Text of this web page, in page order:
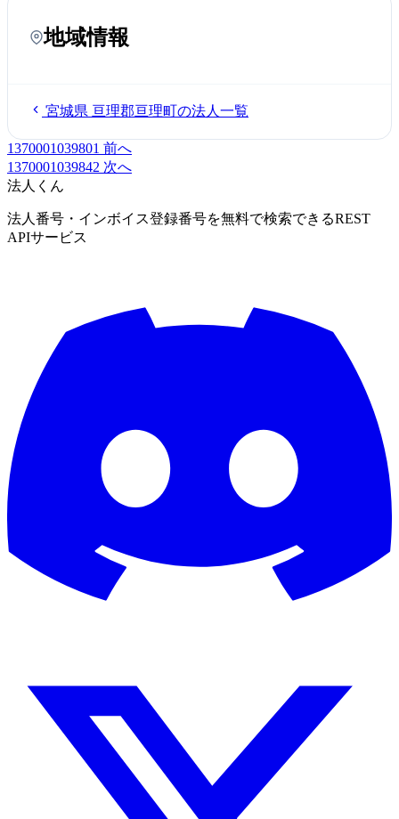
地域情報
宮城県 亘理郡亘理町の法人一覧
1370001039801 前へ
1370001039842 次へ
法人くん
法人番号・インボイス登録番号を無料で検索できるREST
APIサービス